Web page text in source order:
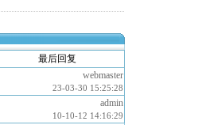
最后回复
webmaster
23-03-30 15:25:28
admin
10-10-12 14:16:29